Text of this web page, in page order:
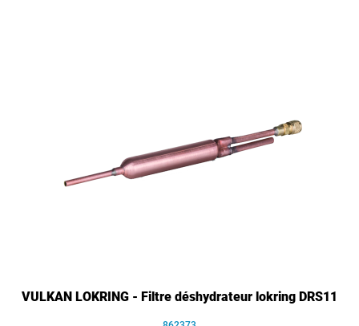
VULKAN LOKRING - Filtre déshydrateur lokring DRS11